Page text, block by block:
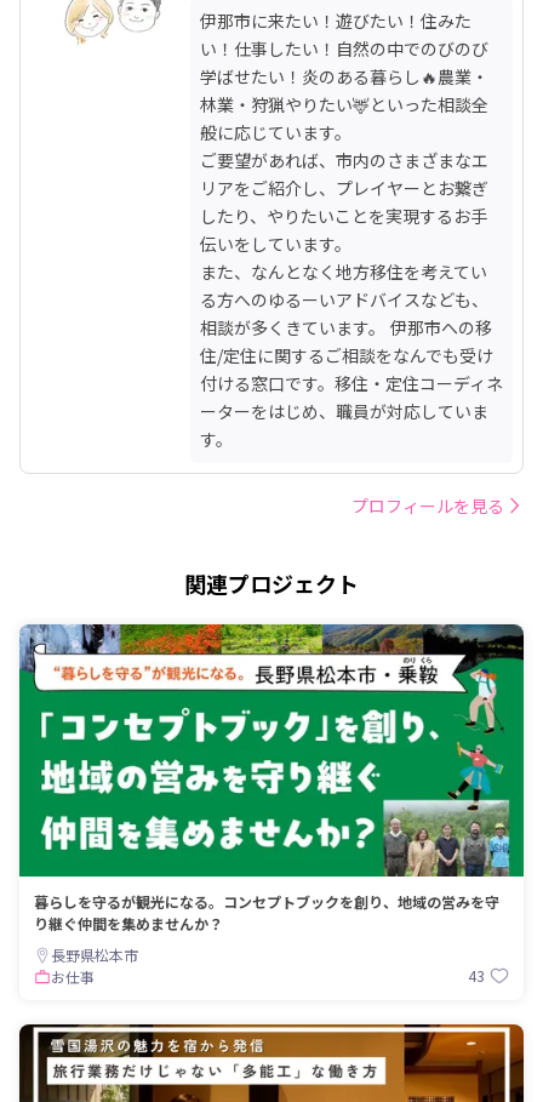
伊那市に来たい！遊びたい！住みた
い！仕事したい！自然の中でのびのび
学ばせたい！炎のある暮らし🔥農業・
林業・狩猟やりたい🦌といった相談全
般に応じています。
ご要望があれば、市内のさまざまなエ
リアをご紹介し、プレイヤーとお繋ぎ
したり、やりたいことを実現するお手
伝いをしています。
また、なんとなく地方移住を考えてい
る方へのゆるーいアドバイスなども、
相談が多くきています。 伊那市への移
住/定住に関するご相談をなんでも受け
付ける窓口です。移住・定住コーディネ
ーターをはじめ、職員が対応していま
す。
プロフィールを見る
関連プロジェクト
暮らしを守るが観光になる。コンセプトブックを創り、地域の営みを守
り継ぐ仲間を集めませんか？
長野県松本市
お仕事
43